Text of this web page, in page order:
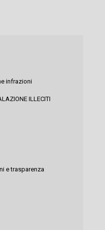
infrazioni
ILLECITI
e trasparenza